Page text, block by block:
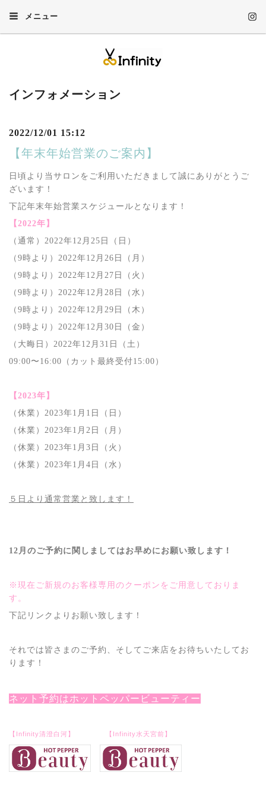
メニュー
インフォメーション
2022/12/01 15:12
【年末年始営業のご案内】
日頃より当サロンをご利用いただきまして誠にありがとうご
ざいます！
下記年末年始営業スケジュールとなります！
【2022年】
（通常）2022年12月25日（日）
（9時より）2022年12月26日（月）
（9時より）2022年12月27日（火）
（9時より）2022年12月28日（水）
（9時より）2022年12月29日（木）
（9時より）2022年12月30日（金）
（大晦日）2022年12月31日（土）
09:00〜16:00（カット最終受付15:00）
【2023年】
（休業）2023年1月1日（日）
（休業）2023年1月2日（月）
（休業）2023年1月3日（火）
（休業）2023年1月4日（水）
５日より通常営業と致します！
12月のご予約に関しましてはお早めにお願い致します！
※現在ご新規のお客様専用のクーポンをご用意しておりま
す。
下記リンクよりお願い致します！
それでは皆さまのご予約、そしてご来店をお待ちいたしてお
ります！
ネット予約はホットペッパービューティー
【Infinity清澄白河】 【Infinity水天宮前】